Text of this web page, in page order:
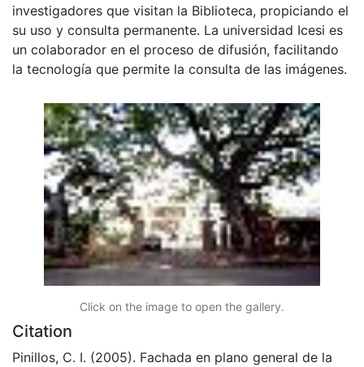
investigadores que visitan la Biblioteca, propiciando el
su uso y consulta permanente. La universidad Icesi es
un colaborador en el proceso de difusión, facilitando
la tecnología que permite la consulta de las imágenes.
Click on the image to open the gallery.
Citation
Pinillos, C. I. (2005). Fachada en plano general de la